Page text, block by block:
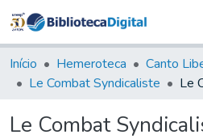
&
Tudo na
Digital
Início Hemeroteca
Le Combat Syndicaliste
Le Combat